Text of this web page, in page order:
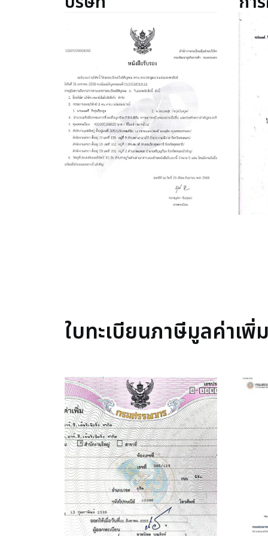
ใบทะเบียนภาษีมูลค่าเพิ่